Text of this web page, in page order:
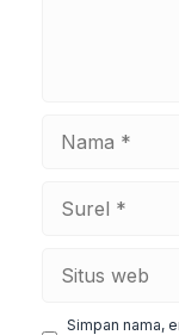
Simpan nama,